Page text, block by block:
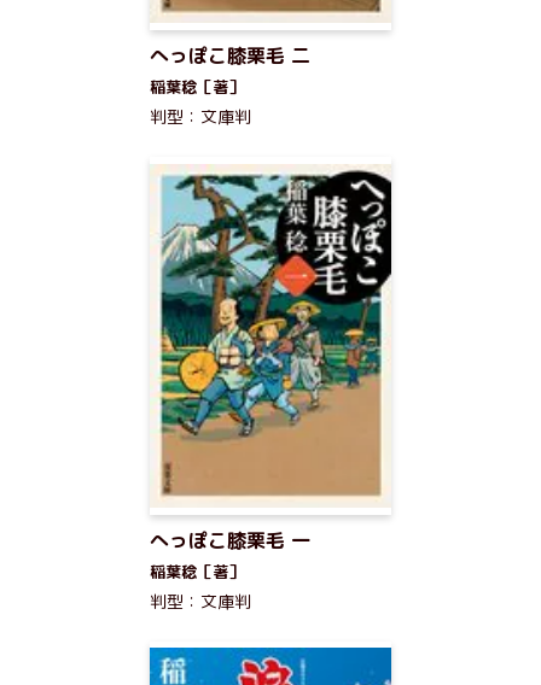
へっぽこ膝栗毛 二
稲葉稔［著］
判型：文庫判
へっぽこ膝栗毛 一
稲葉稔［著］
判型：文庫判